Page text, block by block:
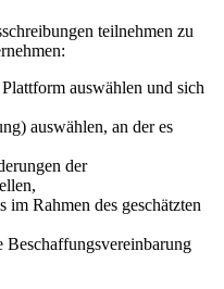
teilnehmen zu
auswählen und sich
auswählen, an der es
der
im Rahmen des geschätzten
Beschaffungsvereinbarung